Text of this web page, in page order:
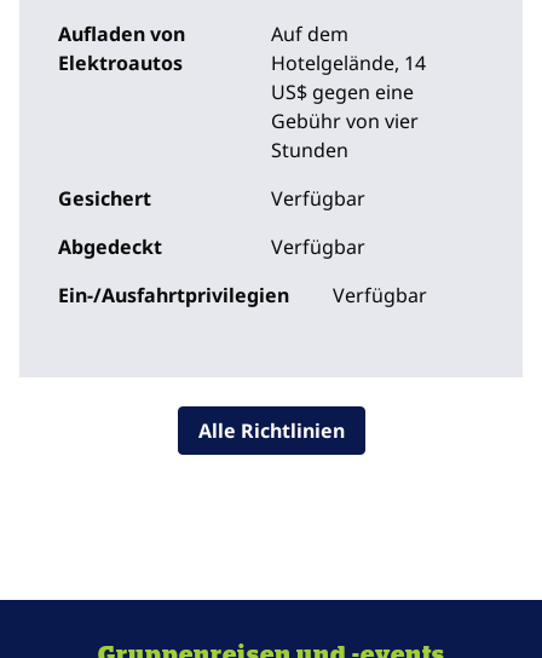
Aufladen von
Elektroautos
Auf dem
Hotelgelände, 14
US$ gegen eine
Gebühr von vier
Stunden
Gesichert
Verfügbar
Abgedeckt
Verfügbar
Ein-/Ausfahrtprivilegien
Verfügbar
Alle Richtlinien